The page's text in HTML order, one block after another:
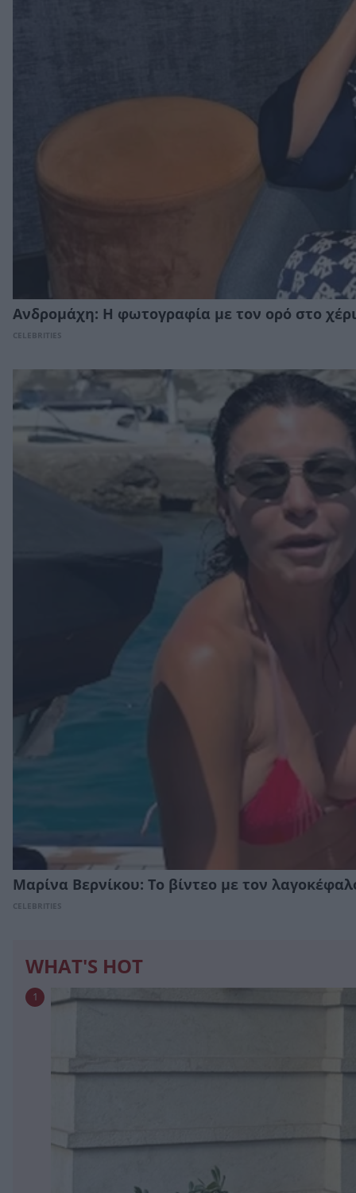
Ανδρομάχη: Η φωτογραφία με τον ορό στο
CELEBRITIES
Μαρίνα Βερνίκου: Το βίντεο με τον
CELEBRITIES
WHAT'S HOT
1